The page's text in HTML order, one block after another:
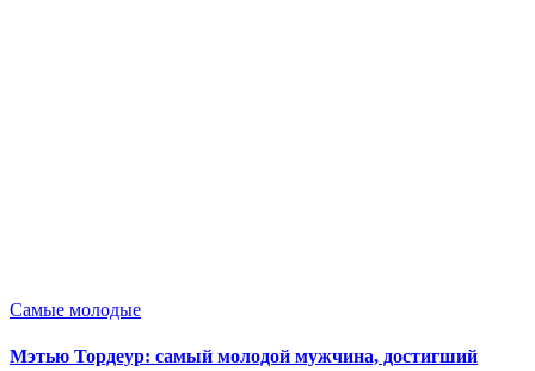
Опубликовано
Самые молодые
Мэтью Тордеур: самый молодой мужчина, достигший